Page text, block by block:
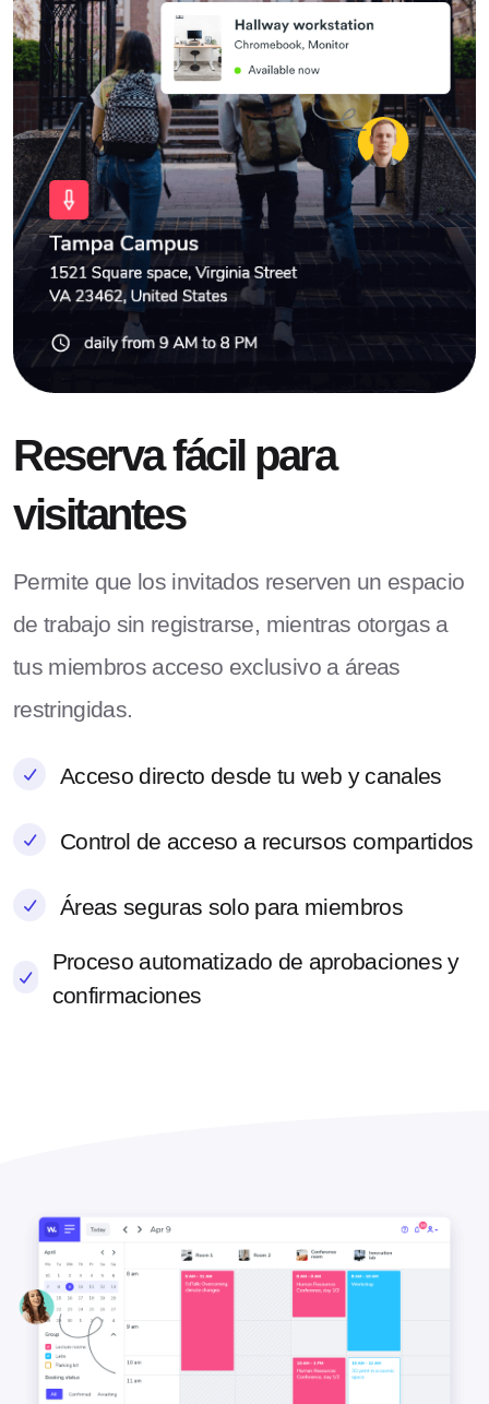
Reserva fácil para
visitantes
Permite que los invitados reserven un espacio
de trabajo sin registrarse, mientras otorgas a
tus miembros acceso exclusivo a áreas
restringidas.
Acceso directo desde tu web y canales
Control de acceso a recursos compartidos
Áreas seguras solo para miembros
Proceso automatizado de aprobaciones y
confirmaciones